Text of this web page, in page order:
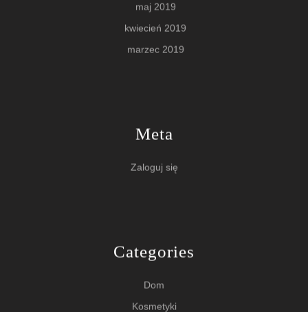
maj 2019
kwiecień 2019
marzec 2019
Meta
Zaloguj się
Categories
Dom
Kosmetyki